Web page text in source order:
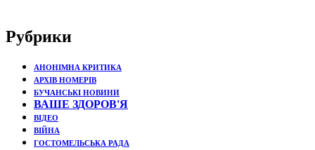
Рубрики
АНОНІМНА КРИТИКА
АРХІВ НОМЕРІВ
БУЧАНСЬКІ НОВИНИ
ВАШЕ ЗДОРОВ'Я
ВІДЕО
ВІЙНА
ГОСТОМЕЛЬСЬКА РАДА